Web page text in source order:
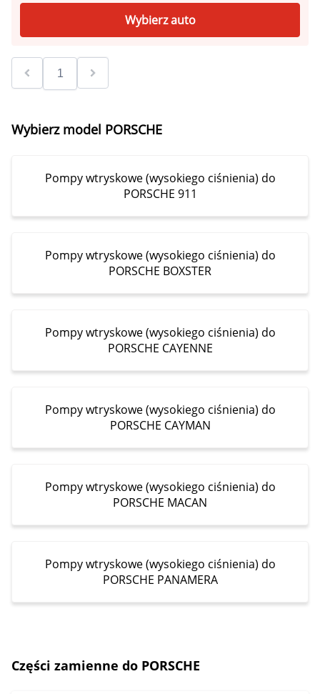
Wybierz auto
Wybierz model PORSCHE
Pompy wtryskowe (wysokiego ciśnienia) do
PORSCHE 911
Pompy wtryskowe (wysokiego ciśnienia) do
PORSCHE BOXSTER
Pompy wtryskowe (wysokiego ciśnienia) do
PORSCHE CAYENNE
Pompy wtryskowe (wysokiego ciśnienia) do
PORSCHE CAYMAN
Pompy wtryskowe (wysokiego ciśnienia) do
PORSCHE MACAN
Pompy wtryskowe (wysokiego ciśnienia) do
PORSCHE PANAMERA
Części zamienne do PORSCHE